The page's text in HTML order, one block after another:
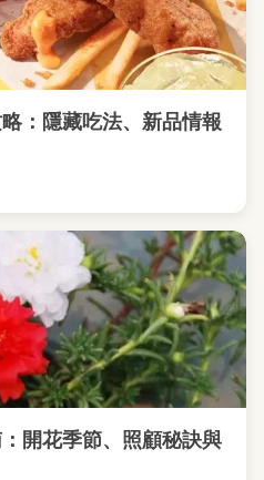
：隱藏吃法、新品情報
開花季節、照顧秘訣與